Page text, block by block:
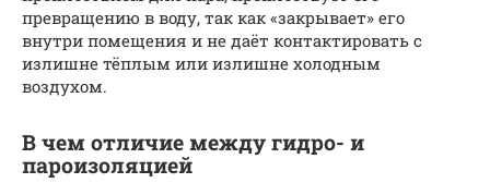
превращению в воду, так как «закрывает» его
внутри помещения и не даёт контактировать с
излишне тёплым или излишне холодным
воздухом.
В чем отличие между гидро- и
пароизоляцией